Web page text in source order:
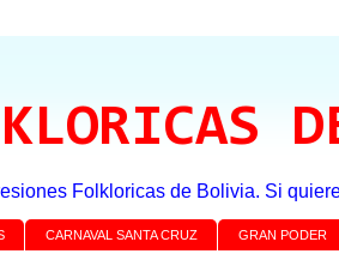
Folkloricas de Bolivia. Si
CARNAVAL SANTA CRUZ GRAN PODER